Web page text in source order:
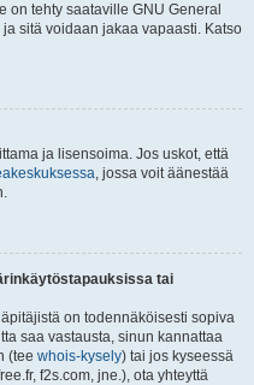
on tehty saataville GNU General
sitä voidaan jakaa vapaasti. Katso
ja lisensoima. Jos uskot, että
, jossa voit äänestää
tai
on todennäköisesti sopiva
saa vastausta, sinun kannattaa
(tee whois-kysely) tai jos kyseessä
f2s.com, jne.), ota yhteyttä